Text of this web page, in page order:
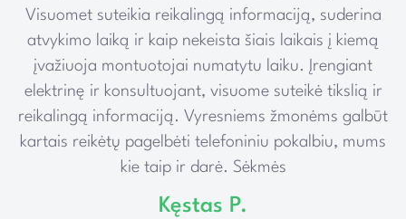
Visuomet suteikia reikalingą informaciją, suderina
atvykimo laiką ir kaip nekeista šiais laikais į kiemą
įvažiuoja montuotojai numatytu laiku. Įrengiant
elektrinę ir konsultuojant, visuome suteikė tikslią ir
reikalingą informaciją. Vyresniems žmonėms galbūt
kartais reikėtų pagelbėti telefoniniu pokalbiu, mums
kie taip ir darė. Sėkmės
Kęstas P.